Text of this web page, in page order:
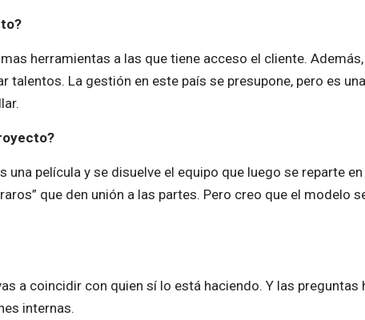
herramientas a las que tiene acceso el cliente. Además,
La gestión en este país se presupone, pero es una
película y se disuelve el equipo que luego se reparte
que den unión a las partes. Pero creo que el modelo
a coincidir con quien sí lo está haciendo. Y las preguntas
internas.